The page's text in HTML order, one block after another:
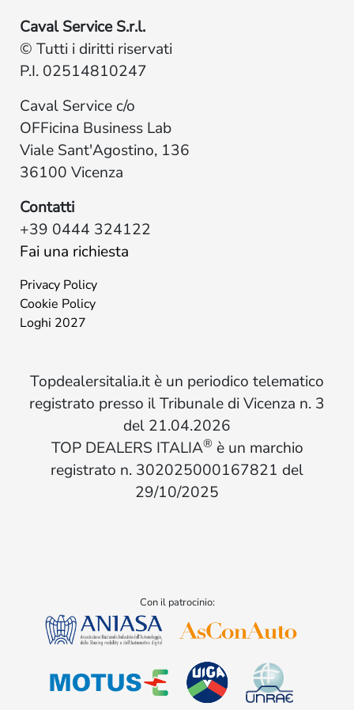
Caval Service S.r.l.
© Tutti i diritti riservati
P.I. 02514810247
Caval Service c/o
OFFicina Business Lab
Viale Sant'Agostino, 136
36100 Vicenza
Contatti
+39 0444 324122
Fai una richiesta
Privacy Policy
Cookie Policy
Loghi 2027
Topdealersitalia.it è un periodico telematico
registrato presso il Tribunale di Vicenza n. 3
del 21.04.2026
TOP DEALERS ITALIA® è un marchio
registrato n. 302025000167821 del
29/10/2025
Con il patrocinio: